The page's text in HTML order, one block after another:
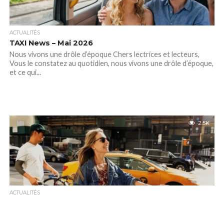
ACTUALITÉS
TAXI News – Mai 2026
Nous vivons une drôle d’époque Chers lectrices et lecteurs,
Vous le constatez au quotidien, nous vivons une drôle d’époque,
et ce qui...
2.5K
ACTUALITÉS